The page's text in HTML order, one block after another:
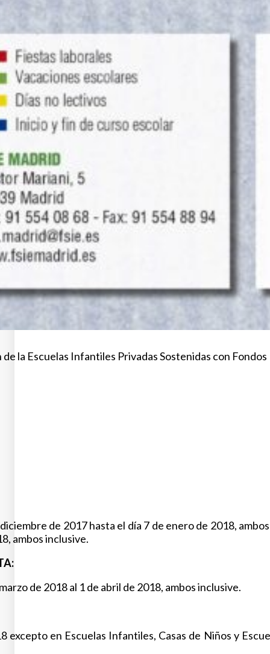
la Escuelas Infantiles Privadas Sostenidas con
de 2017 hasta el día 7 de enero de 2018,
ambos inclusive.
de 2018 al 1 de abril de 2018, ambos inclusive.
excepto en Escuelas Infantiles, Casas de Niños y